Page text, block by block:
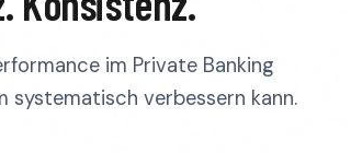
im Private Banking
systematisch verbessern kann.